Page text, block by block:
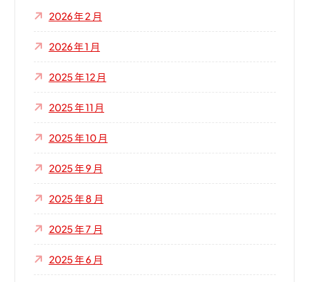
2026 年 2 月
2026 年 1 月
2025 年 12 月
2025 年 11 月
2025 年 10 月
2025 年 9 月
2025 年 8 月
2025 年 7 月
2025 年 6 月